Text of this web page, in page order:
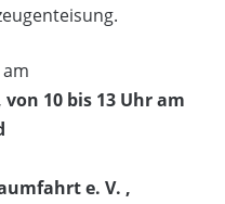
10 bis 13 Uhr am
e. V. ,